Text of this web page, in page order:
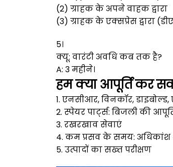
(2) ग्राहक के अपने वाहक द्वारा
(3) ग्राहक के एक्सप्रेस द्वारा
5।
क्यू: वारंटी अवधि कब तक है?
A: 3 महीने।
हम क्या आपूर्ति कर
1. एनसीआर, विनकॉर, डाइबोल्ड,
2. स्पेयर पार्ट्स: बिजली की
3. रखरखाव सेवाएं
4. कम प्रसव के समय: अधिकांश
5. उत्पादों का सख्त परीक्षण